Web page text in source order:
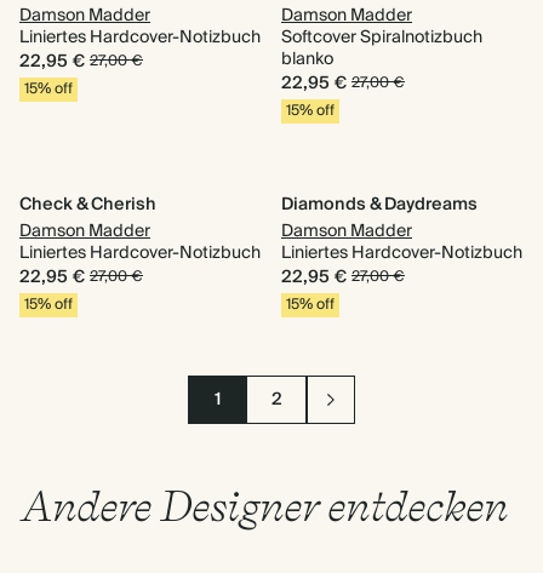
Damson Madder
Liniertes Hardcover-Notizbuch
22,95 €27,00 €
15% off
Damson Madder
Softcover Spiralnotizbuch
blanko
22,95 €27,00 €
15% off
Check & Cherish
Damson Madder
Liniertes Hardcover-Notizbuch
22,95 €27,00 €
15% off
Diamonds & Daydreams
Damson Madder
Liniertes Hardcover-Notizbuch
22,95 €27,00 €
15% off
1 2
Andere Designer entdecken